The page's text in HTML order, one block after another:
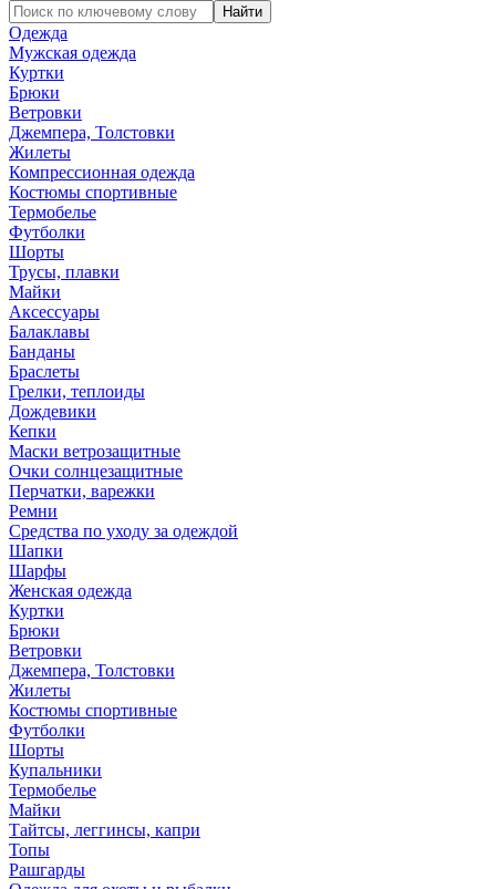
Найти
Одежда
Мужская одежда
Куртки
Брюки
Ветровки
Джемпера, Толстовки
Жилеты
Компрессионная одежда
Костюмы спортивные
Термобелье
Футболки
Шорты
Трусы, плавки
Майки
Аксессуары
Балаклавы
Банданы
Браслеты
Грелки, теплоиды
Дождевики
Кепки
Маски ветрозащитные
Очки солнцезащитные
Перчатки, варежки
Ремни
Средства по уходу за одеждой
Шапки
Шарфы
Женская одежда
Куртки
Брюки
Ветровки
Джемпера, Толстовки
Жилеты
Костюмы спортивные
Футболки
Шорты
Купальники
Термобелье
Майки
Тайтсы, леггинсы, капри
Топы
Рашгарды